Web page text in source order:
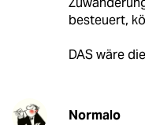
besteuert,
DAS wäre
Normalo